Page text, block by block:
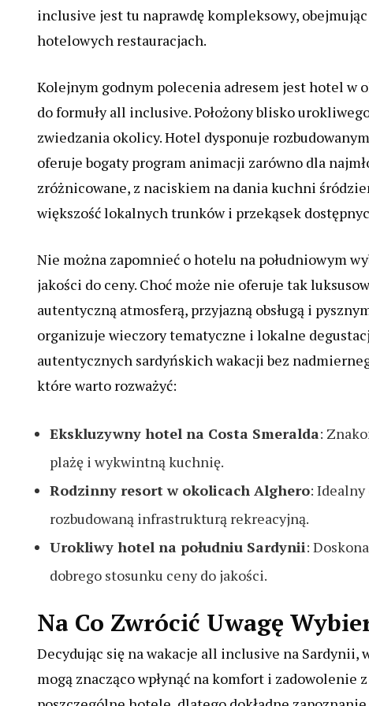
inclusive jest tu naprawdę kompleksowy,
hotelowych restauracjach.
Kolejnym godnym polecenia adresem jest hotel w
do formuły all inclusive. Położony blisko
zwiedzania okolicy. Hotel dysponuje
oferuje bogaty program animacji zarówno dla
zróżnicowane, z naciskiem na dania kuchni
większość lokalnych trunków i przekąsek
Nie można zapomnieć o hotelu na południowym
jakości do ceny. Choć może nie oferuje tak
autentyczną atmosferą, przyjazną obsługą i
organizuje wieczory tematyczne i lokalne
autentycznych sardyńskich wakacji bez
które warto rozważyć:
Ekskluzywny hotel na Costa Smeralda:
plażę i wykwintną kuchnię.
Rodzinny resort w okolicach Alghero:
rozbudowaną infrastrukturą rekreacyjną.
Urokliwy hotel na południu Sardynii:
dobrego stosunku ceny do jakości.
Na Co Zwrócić Uwagę
Decydując się na wakacje all inclusive na
mogą znacząco wpłynąć na komfort i zadowolenie